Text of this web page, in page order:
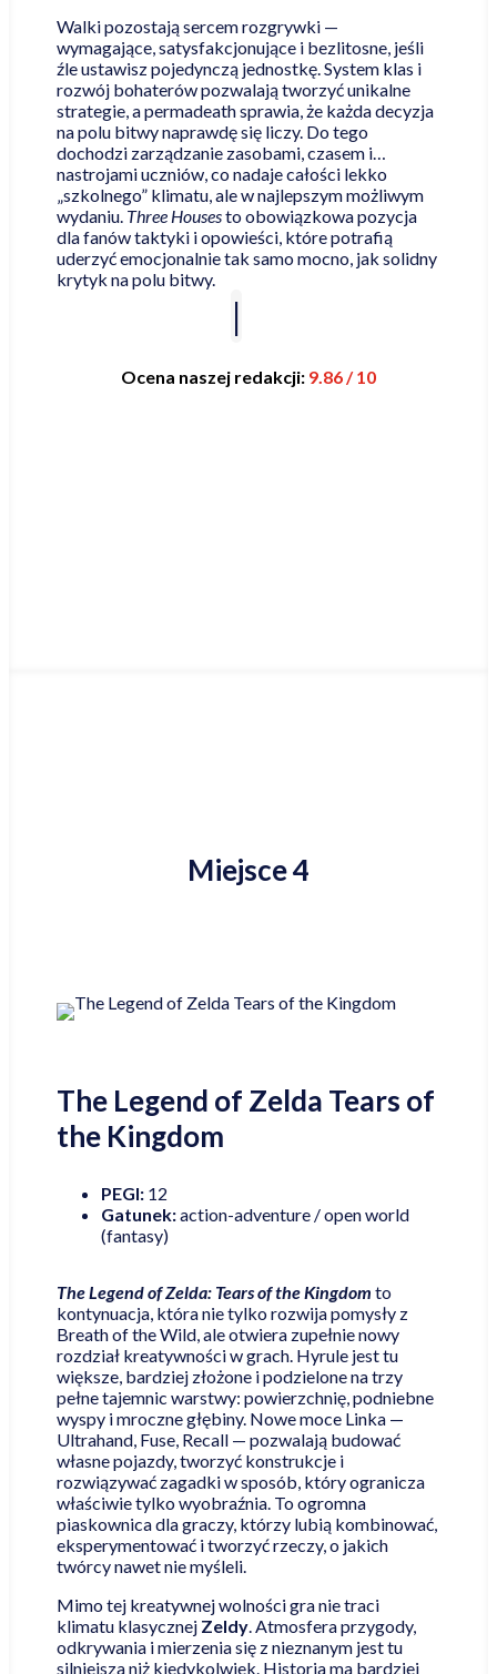
Walki pozostają sercem rozgrywki —
wymagające, satysfakcjonujące i bezlitosne, jeśli
źle ustawisz pojedynczą jednostkę. System klas i
rozwój bohaterów pozwalają tworzyć unikalne
strategie, a permadeath sprawia, że każda decyzja
na polu bitwy naprawdę się liczy. Do tego
dochodzi zarządzanie zasobami, czasem i…
nastrojami uczniów, co nadaje całości lekko
„szkolnego” klimatu, ale w najlepszym możliwym
wydaniu. Three Housesto obowiązkowa pozycja
dla fanów taktyki i opowieści, które potrafią
uderzyć emocjonalnie tak samo mocno, jak solidny
krytyk na polu bitwy.
Ocena naszej redakcji: 9.86 / 10
Miejsce 4
The Legend of Zelda Tears of
the Kingdom
PEGI: 12
Gatunek:action-adventure / open world
(fantasy)
The Legend of Zelda: Tears of the Kingdom to
kontynuacja, która nie tylko rozwija pomysły z
Breath of the Wild, ale otwiera zupełnie nowy
rozdział kreatywności w grach. Hyrule jest tu
większe, bardziej złożone i podzielone na trzy
pełne tajemnic warstwy: powierzchnię, podniebne
wyspy i mroczne głębiny. Nowe moce Linka —
Ultrahand, Fuse, Recall — pozwalają budować
własne pojazdy, tworzyć konstrukcje i
rozwiązywać zagadki w sposób, który ogranicza
właściwie tylko wyobraźnia. To ogromna
piaskownica dla graczy, którzy lubią kombinować,
eksperymentować i tworzyć rzeczy, o jakich
twórcy nawet nie myśleli.
Mimo tej kreatywnej wolności gra nie traci
klimatu klasycznej Zeldy . Atmosfera przygody,
odkrywania i mierzenia się z nieznanym jest tu
silniejsza niż kiedykolwiek. Historia ma bardziej